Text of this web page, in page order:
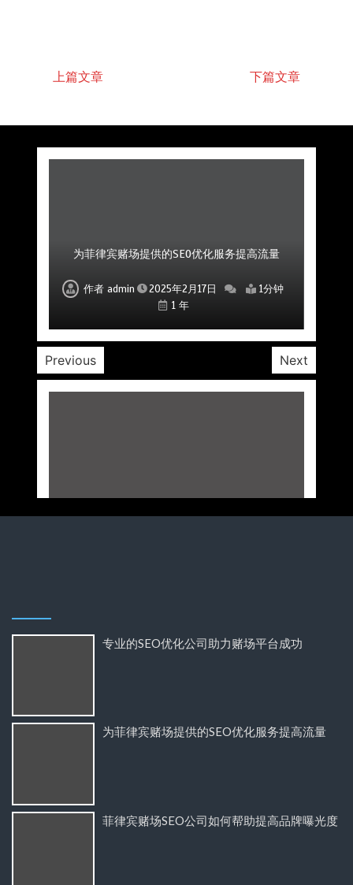
上篇文章 下篇文章
专业的SEO优化公司助力赌场平台成功
作者 admin 2025年2月17日
1分钟
1 年
为菲律宾赌场提供的SEO优化服务提高流量
作者 admin 2025年2月17日
1分钟
1 年
菲律宾赌场SEO公司如何帮助提高品牌曝光度
作者 admin 2025年2月17日
1分钟
1 年
提升菲律宾赌场SEO排名的优化服务
作者 admin 2025年2月17日
1分钟
1 年
菲律宾赌场公司如何通过社区互动提升用户粘性
作者 admin 2025年2月17日
1分钟
1 年
如何利用SEO提升菲律宾赌场的市场影响力
作者 admin 2025年2月17日
1分钟
1 年
专业SEO公司助力赌场品牌建设
作者 admin 2025年2月17日
1分钟
1 年
Previous Next
专业的SEO优化公司助力赌场平台成功
为菲律宾赌场提供的SEO优化服务提高流量
菲律宾赌场SEO公司如何帮助提高品牌曝光度